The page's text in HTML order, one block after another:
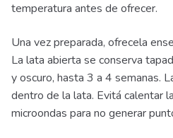
temperatura antes de ofrecer.
Una vez preparada, ofrecela
La lata abierta se conserva
y oscuro, hasta 3 a 4 semanas.
dentro de la lata. Evitá calentar
microondas para no generar